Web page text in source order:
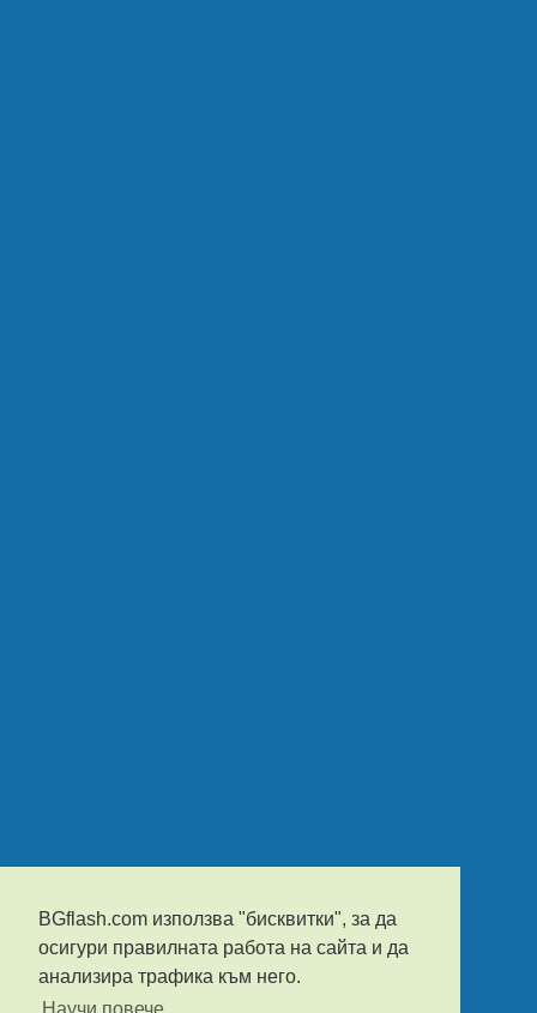
BGflash.com използва "бисквитки", за да
осигури правилната работа на сайта и да
анализира трафика към него.